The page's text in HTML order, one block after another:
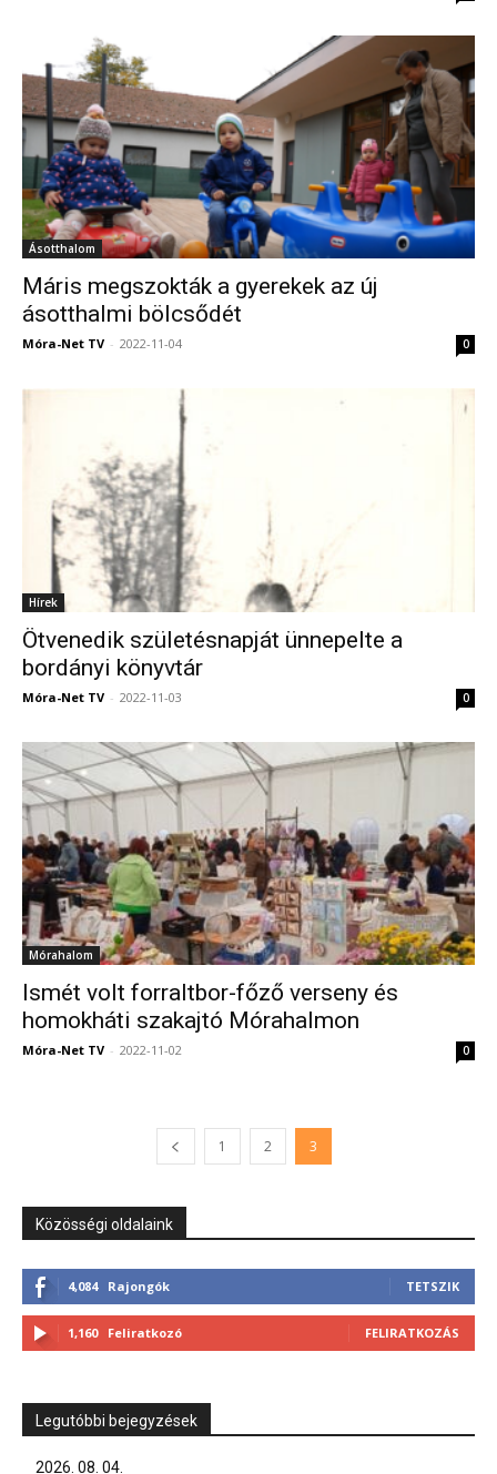
Ásotthalom
Máris megszokták a gyerekek az új
ásotthalmi bölcsődét
Móra-Net TV - 2022-11-04 0
Hírek
Ötvenedik születésnapját ünnepelte a
bordányi könyvtár
Móra-Net TV - 2022-11-03 0
Mórahalom
Ismét volt forraltbor-főző verseny és
homokháti szakajtó Mórahalmon
Móra-Net TV - 2022-11-02 0
1 2 3
Közösségi oldalaink
4,084 Rajongók TETSZIK
1,160 Feliratkozó FELIRATKOZÁS
Legutóbbi bejegyzések
2026. 08. 04.